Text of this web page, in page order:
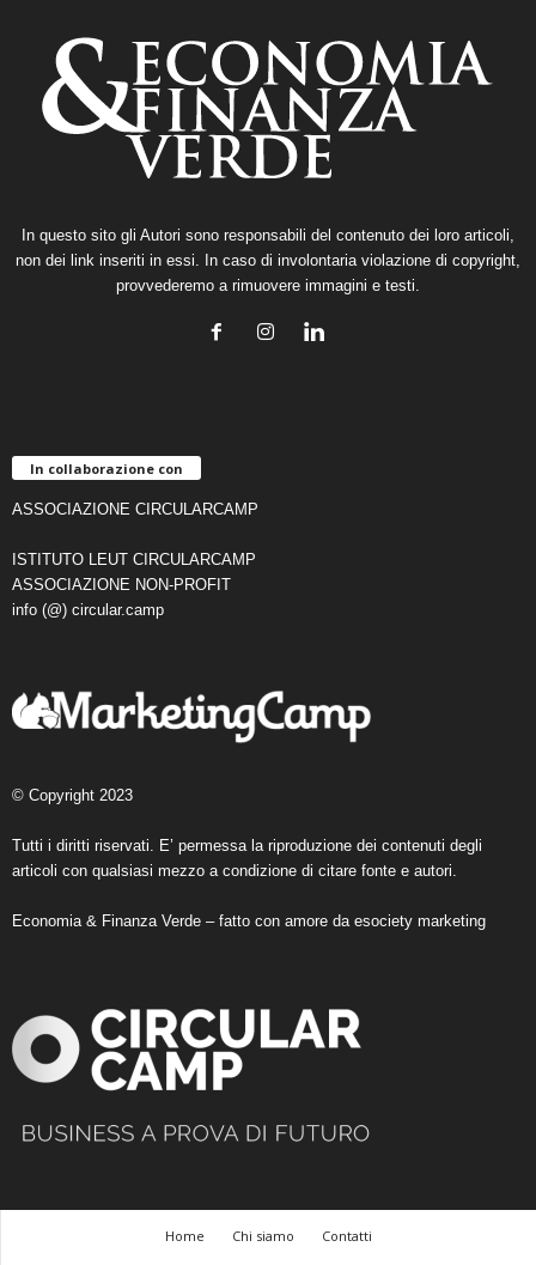
In questo sito gli Autori sono responsabili del contenuto dei loro articoli,
non dei link inseriti in essi. In caso di involontaria violazione di copyright,
provvederemo a rimuovere immagini e testi.
In collaborazione con
ASSOCIAZIONE CIRCULARCAMP
ISTITUTO LEUT CIRCULARCAMP
ASSOCIAZIONE NON-PROFIT
info (@) circular.camp
© Copyright 2023
Tutti i diritti riservati. E’ permessa la riproduzione dei contenuti degli
articoli con qualsiasi mezzo a condizione di citare fonte e autori.
Economia & Finanza Verde – fatto con amore da esociety marketing
Home Chi siamo
Contatti